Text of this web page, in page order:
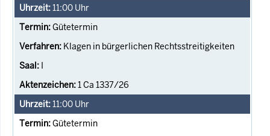
11:00 Uhr
Gütetermin
Klagen in bürgerlichen Rechtsstreitigkeiten
I
1 Ca 1337/26
11:00 Uhr
Gütetermin